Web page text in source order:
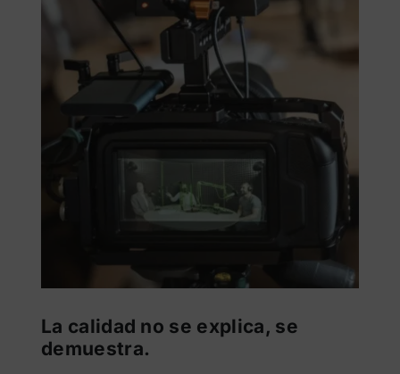
La calidad no se explica, se
demuestra.